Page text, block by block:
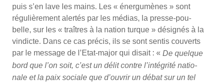
puis s’en lave les mains. Les « éner­gu­mènes » sont
régu­liè­re­ment aler­tés par les médias, la presse-pou­
belle, sur les « traîtres à la nation turque » dési­gnés à la
vin­dicte. Dans ce cas pré­cis, ils se sont sen­tis cou­verts
par le mes­sage de l’E­tat-major qui disait : « De quelque
bord que l’on soit, c’est un délit contre l’in­té­gri­té natio­
nale et la paix sociale que d’ou­vrir un débat sur un tel